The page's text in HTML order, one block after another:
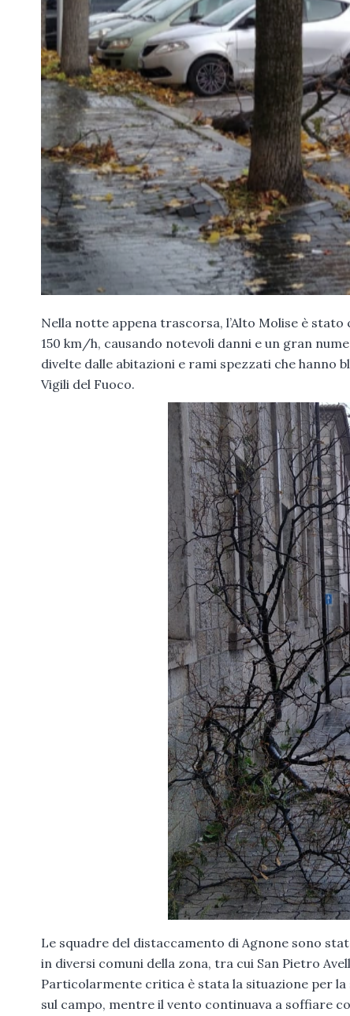
Nella notte appena trascorsa, l’Alto Molise è
150 km/h, causando notevoli danni e un gran
divelte dalle abitazioni e rami spezzati che
Vigili del Fuoco.
Le squadre del distaccamento di Agnone sono
in diversi comuni della zona, tra cui San Pietro
Particolarmente critica è stata la situazione per
sul campo, mentre il vento continuava a soffiare